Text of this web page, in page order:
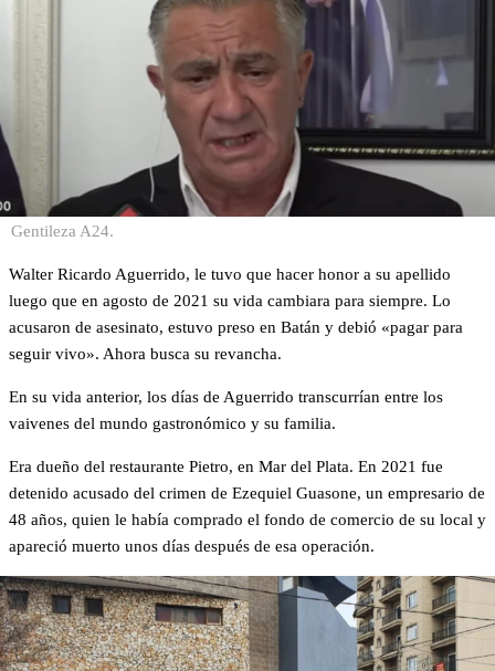
Gentileza A24.
Walter Ricardo Aguerrido, le tuvo que hacer honor a su apellido
luego que en agosto de 2021 su vida cambiara para siempre. Lo
acusaron de asesinato, estuvo preso en Batán y debió «pagar para
seguir vivo». Ahora busca su revancha.
En su vida anterior, los días de Aguerrido transcurrían entre los
vaivenes del mundo gastronómico y su familia.
Era dueño del restaurante Pietro, en Mar del Plata. En 2021 fue
detenido acusado del crimen de Ezequiel Guasone, un empresario de
48 años, quien le había comprado el fondo de comercio de su local y
apareció muerto unos días después de esa operación.